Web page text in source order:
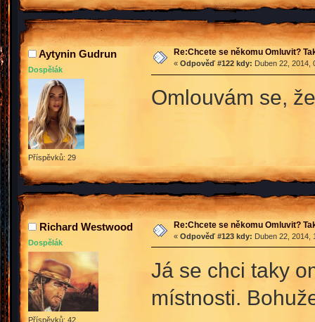
Aytynin Gudrun
Dospělák
Příspěvků: 29
Re:Chcete se někomu Omluvit?
« Odpověď #122 kdy: Duben 22, 2014,
Omlouvám se,
Richard Westwood
Dospělák
Příspěvků: 42
Re:Chcete se někomu Omluvit?
« Odpověď #123 kdy: Duben 22, 2014,
Já se chci taky
místnosti.